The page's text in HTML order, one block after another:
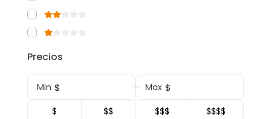
Precios
Min $ Max $
$ $$ $$$ $$$$